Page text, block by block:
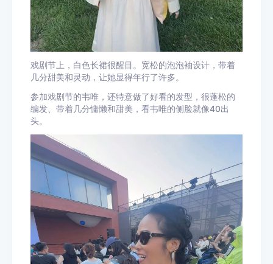
戏剧节上，白色长裙很醒目。宽松的泡泡袖设计，带着
几分甜美和灵动，让她显得年行了许多。
参加戏剧节的韦唯，还特意做了好看的发型，很蓬松的
编发、带着几分慵懒和甜美，看韦唯的侧脸就像40出
头。